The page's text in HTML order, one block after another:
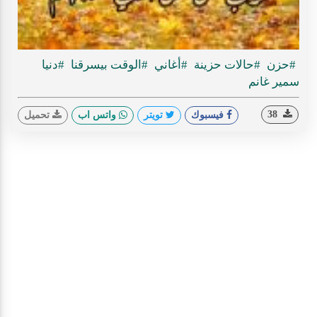
#حزن #حالات حزينة #أغاني #الوقت بيسرقنا #دنيا
سمير غانم
فيسبوك تويتر واتس اب تحميل